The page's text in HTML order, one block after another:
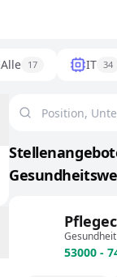
Alle 17 IT 34
53000 -